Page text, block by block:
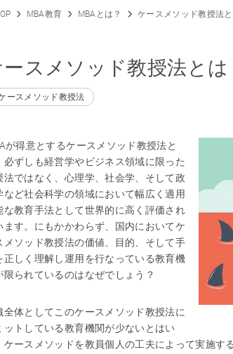
MBA教育 MBAとは？ ケースメソッド教授法
スメソッド教授法とは
ースメソッド教授法
が得意とするケースメソッド教授法と
必ずしも経営学やビジネス領域に限った
法ではなく、心理学、社会学、そして政
など社会科学の領域において幅広く適用
な教育手法として世界的に高く評価され
ます。にもかかわらず、国内においてケ
メソッド教授法の価値、目的、そして手
正しく理解し運用を行なっている教育機
限られているのはなぜでしょう？
全体としてこのケースメソッド教授法に
ットしている教育機関が少ないとはい
ケースメソッドを教員個人の工夫によって実施す